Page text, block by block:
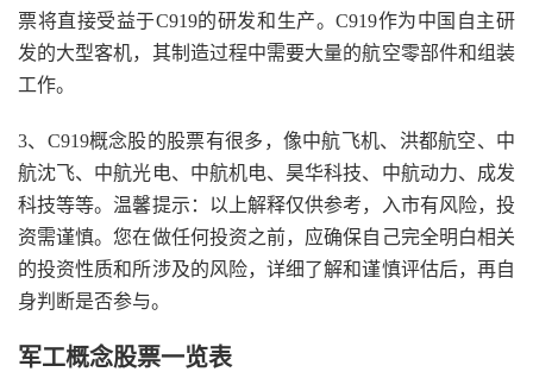
票将直接受益于C919的研发和生产。C919作为中国自主研
发的大型客机，其制造过程中需要大量的航空零部件和组装
工作。
3、C919概念股的股票有很多，像中航飞机、洪都航空、中
航沈飞、中航光电、中航机电、昊华科技、中航动力、成发
科技等等。温馨提示：以上解释仅供参考，入市有风险，投
资需谨慎。您在做任何投资之前，应确保自己完全明白相关
的投资性质和所涉及的风险，详细了解和谨慎评估后，再自
身判断是否参与。
军工概念股票一览表